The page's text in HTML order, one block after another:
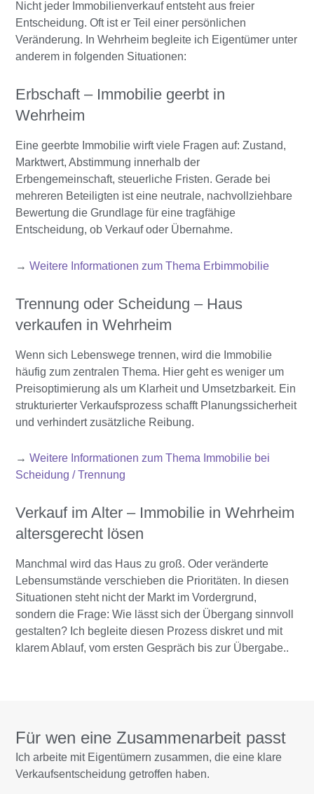
Nicht jeder Immobilienverkauf entsteht aus freier
Entscheidung. Oft ist er Teil einer persönlichen
Veränderung. In Wehrheim begleite ich Eigentümer unter
anderem in folgenden Situationen:
Erbschaft – Immobilie geerbt in
Wehrheim
Eine geerbte Immobilie wirft viele Fragen auf: Zustand,
Marktwert, Abstimmung innerhalb der
Erbengemeinschaft, steuerliche Fristen. Gerade bei
mehreren Beteiligten ist eine neutrale, nachvollziehbare
Bewertung die Grundlage für eine tragfähige
Entscheidung, ob Verkauf oder Übernahme.
→Weitere Informationen zum Thema Erbimmobilie
Trennung oder Scheidung – Haus
verkaufen in Wehrheim
Wenn sich Lebenswege trennen, wird die Immobilie
häufig zum zentralen Thema. Hier geht es weniger um
Preisoptimierung als um Klarheit und Umsetzbarkeit. Ein
strukturierter Verkaufsprozess schafft Planungssicherheit
und verhindert zusätzliche Reibung.
→Weitere Informationen zum Thema Immobilie bei
Scheidung / Trennung
Verkauf im Alter – Immobilie in Wehrheim
altersgerecht lösen
Manchmal wird das Haus zu groß. Oder veränderte
Lebensumstände verschieben die Prioritäten. In diesen
Situationen steht nicht der Markt im Vordergrund,
sondern die Frage: Wie lässt sich der Übergang sinnvoll
gestalten? Ich begleite diesen Prozess diskret und mit
klarem Ablauf, vom ersten Gespräch bis zur Übergabe..
Für wen eine Zusammenarbeit passt
Ich arbeite mit Eigentümern zusammen, die eine klare
Verkaufsentscheidung getroffen haben.